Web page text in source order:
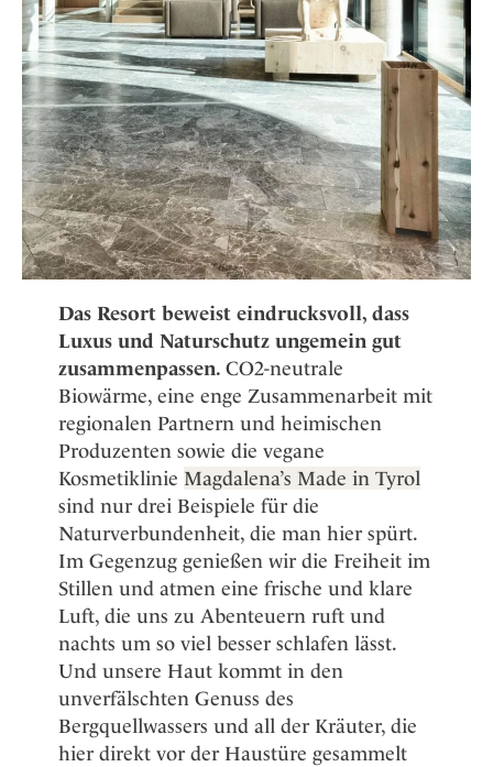
Das Resort beweist eindrucksvoll, dass
Luxus und Naturschutz ungemein gut
zusammenpassen. CO2-neutrale
Biowärme, eine enge Zusammenarbeit mit
regionalen Partnern und heimischen
Produzenten sowie die vegane
Kosmetiklinie Magdalena’s Made in Tyrol
sind nur drei Beispiele für die
Naturverbundenheit, die man hier spürt.
Im Gegenzug genießen wir die Freiheit im
Stillen und atmen eine frische und klare
Luft, die uns zu Abenteuern ruft und
nachts um so viel besser schlafen lässt.
Und unsere Haut kommt in den
unverfälschten Genuss des
Bergquellwassers und all der Kräuter, die
hier direkt vor der Haustüre gesammelt